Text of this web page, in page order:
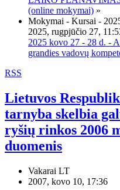
(online mokymai) »
Mokymai - Kursai -
2025, rugpjūčio 27,
2025 kovo 27 - 28 d. -
grandies vadovų
RSS
Lietuvos
tarnyba skelbia
ryšių rinkos 2006
duomenis
Vakarai LT
2007, kovo 10, 17:36